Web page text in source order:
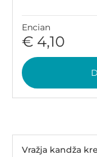
Encian
€ 4,10
Vražja kandža